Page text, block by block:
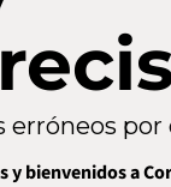
erróneos por
y bienvenidos a